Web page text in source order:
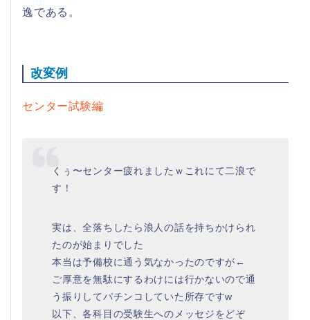
逸である。
改変例
センター試験編
くぅ〜センター疲れましたｗこれにて二浪で
す！
実は、全落ちしたら浪人の話を持ちかけられ
たのが始まりでした
本当は予備校に通う気なかったのですが←
ご厚意を無駄にするわけには行かないので通
う振りしてパチンコしていた所存ですw
以下、各科目の受験生へのメッセジをどぞ